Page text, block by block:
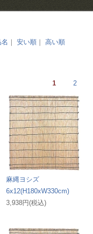
｜ 安い順｜ 高い順
1 2
麻縄ヨシズ
6x12(H180xW330cm)
3,938円(税込)